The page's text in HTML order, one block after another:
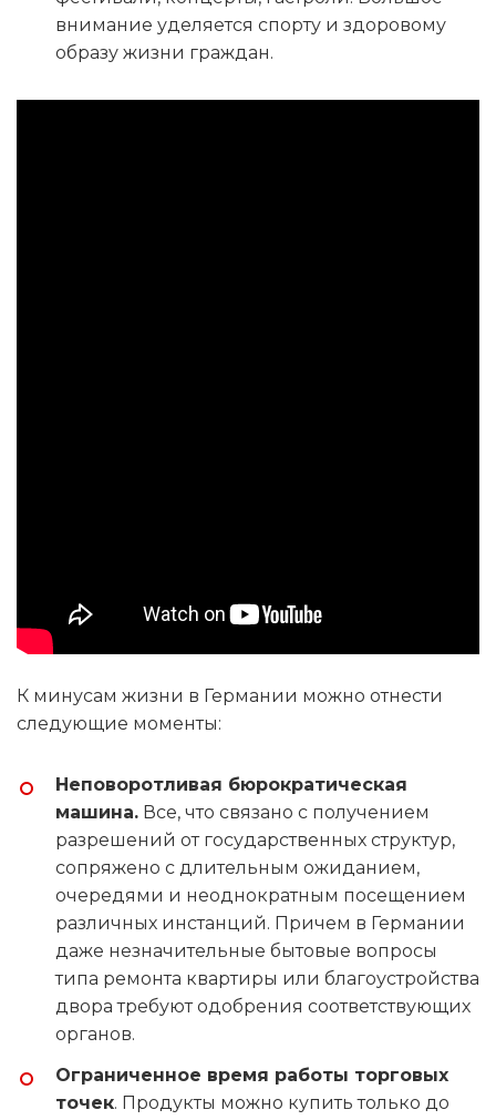
внимание уделяется спорту и здоровому
образу жизни граждан.
К минусам жизни в Германии можно отнести
следующие моменты:
Неповоротливая бюрократическая
машина. Все, что связано с получением
разрешений от государственных структур,
сопряжено с длительным ожиданием,
очередями и неоднократным посещением
различных инстанций. Причем в Германии
даже незначительные бытовые вопросы
типа ремонта квартиры или благоустройства
двора требуют одобрения соответствующих
органов.
Ограниченное время работы торговых
точек. Продукты можно купить только до